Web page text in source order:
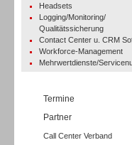
Headsets
Logging/Monitoring/
Qualitätssicherung
Contact Center u. CRM
Workforce-Management
Mehrwertdienste/
Termine
Partner
Call Center Verband